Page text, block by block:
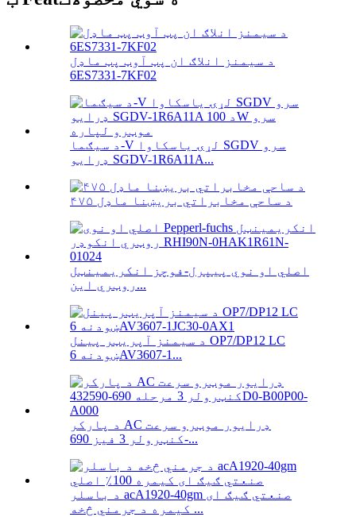
د سیمنز انلاګ ان پټ آوټ پټ ماډل
6ES7331-7KF02
د سیګما-V لړۍ یاسکاوا SGDV سرو
ډرایو SGDV-1R6A11A...
۴۷۵ د ساحې مخابراتي بریښنا ماډل
اصلي او نوي پیپرل-فوچز انکریمینټل
روټري این...
د سیمنز آپریټر پینل OP7/DP12 LC
ښودنه 6AV3607-1...
د پارکر AC ډرایور موټرو سرعت
کنټرولر 3 فیز 690-...
د باسلر acA1920-40gm صنعتي ګیګ ای
کیمره د جرمني څخه ...